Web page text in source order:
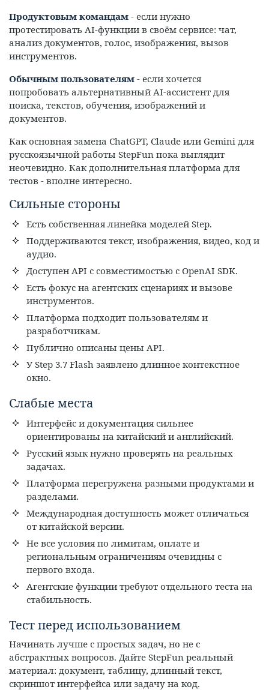
Продуктовым командам - если нужно
протестировать AI-функции в своём сервисе: чат,
анализ документов, голос, изображения, вызов
инструментов.
Обычным пользователям - если хочется
попробовать альтернативный AI-ассистент для
поиска, текстов, обучения, изображений и
документов.
Как основная замена ChatGPT, Claude или Gemini для
русскоязычной работы StepFun пока выглядит
неочевидно. Как дополнительная платформа для
тестов - вполне интересно.
Сильные стороны
Есть собственная линейка моделей Step.
Поддерживаются текст, изображения, видео, код и
аудио.
Доступен API с совместимостью с OpenAI SDK.
Есть фокус на агентских сценариях и вызове
инструментов.
Платформа подходит пользователям и
разработчикам.
Публично описаны цены API.
У Step 3.7 Flash заявлено длинное контекстное
окно.
Слабые места
Интерфейс и документация сильнее
ориентированы на китайский и английский.
Русский язык нужно проверять на реальных
задачах.
Платформа перегружена разными продуктами и
разделами.
Международная доступность может отличаться
от китайской версии.
Не все условия по лимитам, оплате и
региональным ограничениям очевидны с
первого входа.
Агентские функции требуют отдельного теста на
стабильность.
Тест перед использованием
Начинать лучше с простых задач, но не с
абстрактных вопросов. Дайте StepFun реальный
материал: документ, таблицу, длинный текст,
скриншот интерфейса или задачу на код.